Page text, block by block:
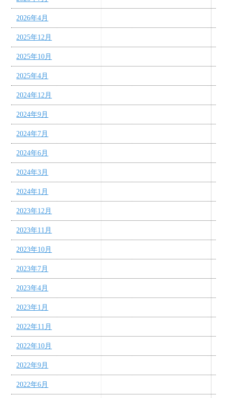
2026年4月
2025年12月
2025年10月
2025年4月
2024年12月
2024年9月
2024年7月
2024年6月
2024年3月
2024年1月
2023年12月
2023年11月
2023年10月
2023年7月
2023年4月
2023年1月
2022年11月
2022年10月
2022年9月
2022年6月